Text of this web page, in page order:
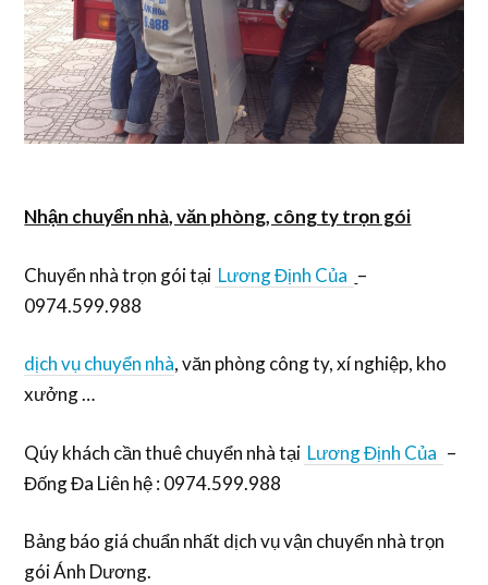
Nhận chuyển nhà, văn phòng, công ty trọn gói
Chuyển nhà trọn gói tại Lương Định Của –
0974.599.988
dịch vụ chuyển nhà, văn phòng công ty, xí nghiệp, kho
xưởng …
Qúy khách cần thuê chuyển nhà tại Lương Định Của –
Đống Đa Liên hệ : 0974.599.988
Bảng báo giá chuẩn nhất dịch vụ vận chuyển nhà trọn
gói Ánh Dương.